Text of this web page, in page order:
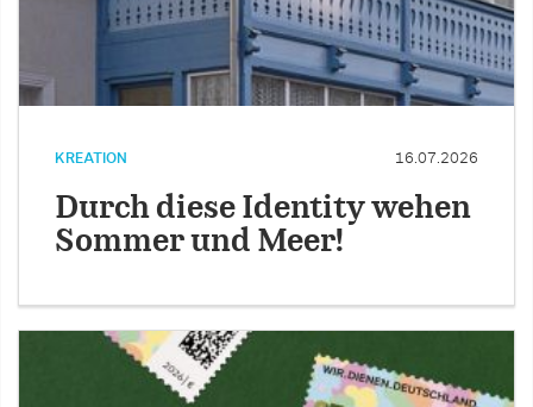
KREATION 16.07.2026
Durch diese Identity wehen
Sommer und Meer!